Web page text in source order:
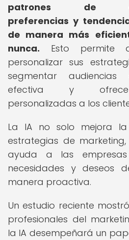
patrones de
preferencias y
de manera más
nunca. Esto permite
personalizar sus
segmentar
efectiva y ofrecer
personalizadas a los
La IA no solo mejora
estrategias de
ayuda a las
necesidades y deseos
manera proactiva.
Un estudio reciente
profesionales del
la IA desempeñará un